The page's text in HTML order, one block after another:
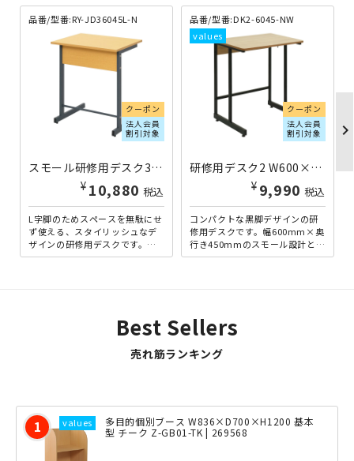
品番/型番:RY-JD36045L-N
クーポン
法人会員
割引対象
スモール研修用デスク3 L字脚タイプ W600×D452×H700 ナチュラルC RY-JD36045L-N | 100514
¥ 10,880 税込
L字脚のためスペースを無駄にせ
ず使える、スタイリッシュなデ
ザインの研修用デスクです。天
板は、幅650mm×奥行450mm
品番/型番:DK2-6045-NW
クーポン
法人会員
割引対象
研修用デスク2 W600×D450×H700 ナチュラルウッド DK2-6045-NW | 270098
¥ 9,990 税込
コンパクトな黒脚デザインの研
修用デスクです。幅600mm×奥
行き450mmのスモール設計とな
っており、限られたスペースを
chevron_right
Best Sellers
売れ筋ランキング
多目的個別ブース W836×D700×H1200 基本
型 チーク Z-GB01-TK | 269568